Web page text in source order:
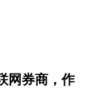
网券商，作